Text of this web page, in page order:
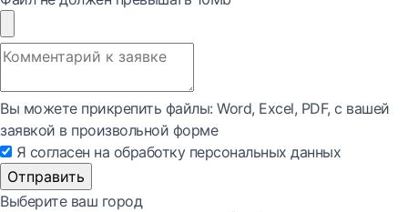
Вы можете прикрепить файлы: Word, Exсel, PDF, с вашей
заявкой в произвольной форме
Я согласен на обработку персональных данных
Отправить
Выберите ваш город